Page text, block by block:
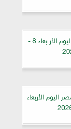
سعر كرتونة البيض اليوم الأر بعاء 8 -
اليوم الأربعاء